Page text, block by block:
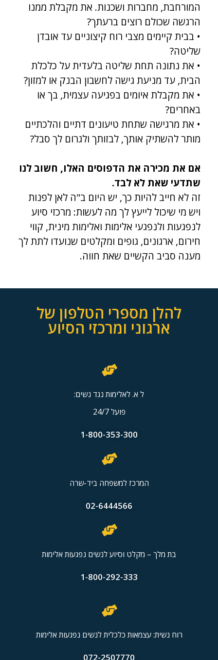
המורחבת, מחברות ושכנות. את מקבלת ממנו
הרגשה שכולם רוצים ברעתך?
• בבית קיימים מצבי רוח קיצוניים עד אובדן
שליטה?
• את נתונה תחת שליטה בלעדית על כלכלת
הבית, עד מניעת גישה לחשבון הבנק או למזון?
• את מקבלת איומים בפגיעה עצמית, בך או
באחרים?
• את מרגישה שתחת טיעונים דתיים והלכתיים
מותר להשתיק אותך, לבזותך ולגרום לך סבל?
אם את מכירה את הדפוסים האלו, חשוב לנו
שתדעי שאת לא לבד.
זה לא חייב להיות כך, יש היום ב"ה לאן לפנות
ויש מי שיכול לייעץ לך מה לעשות: מרכזי סיוע
לנפגעות ולנפגעי אלימות ואלימות מינית, קווי
חירום, ארגונים, גופים ומקלטים שנועדו לתת לך
מענה סביב הקשיים שאת חווה.
להלן מספרי הטלפון של
ארגוני ומרכזי הסיוע
ל א. לאלימות נגד נשים:
פועל 24/7
1-800-353-300
המרכז למשפחה ביד-שרה
02-6444566
בת מלך – מקלט וסיוע לנשים נפגעות אלימות
1-800-292-333
רוח נשית: עצמאות כלכלית לנשים נפגעות אלימות
072-2507770